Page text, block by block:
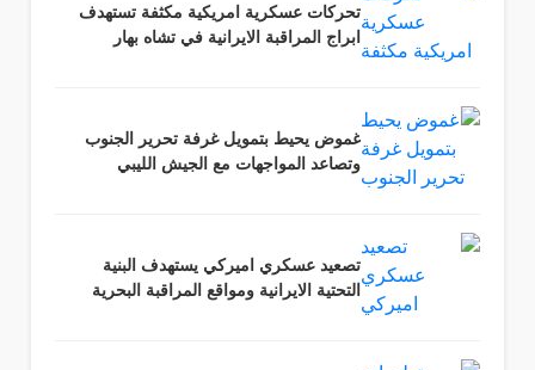
تحركات عسكرية امريكية مكثفة تستهدف
ابراج المراقبة الايرانية في تشاه بهار
غموض يحيط بتمويل غرفة تحرير الجنوب
وتصاعد المواجهات مع الجيش الليبي
تصعيد عسكري اميركي يستهدف البنية
التحتية الايرانية ومواقع المراقبة البحرية